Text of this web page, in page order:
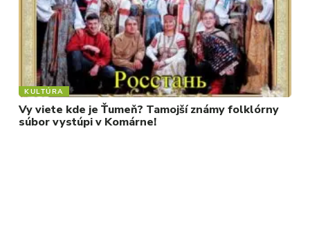
VIDEO
MIX
KULTÚRA
Vy viete kde je Ťumeň? Tamojší známy folklórny
súbor vystúpi v Komárne!